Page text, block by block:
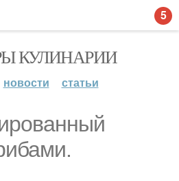
КУЛИНАРИИ
новости статьи
5